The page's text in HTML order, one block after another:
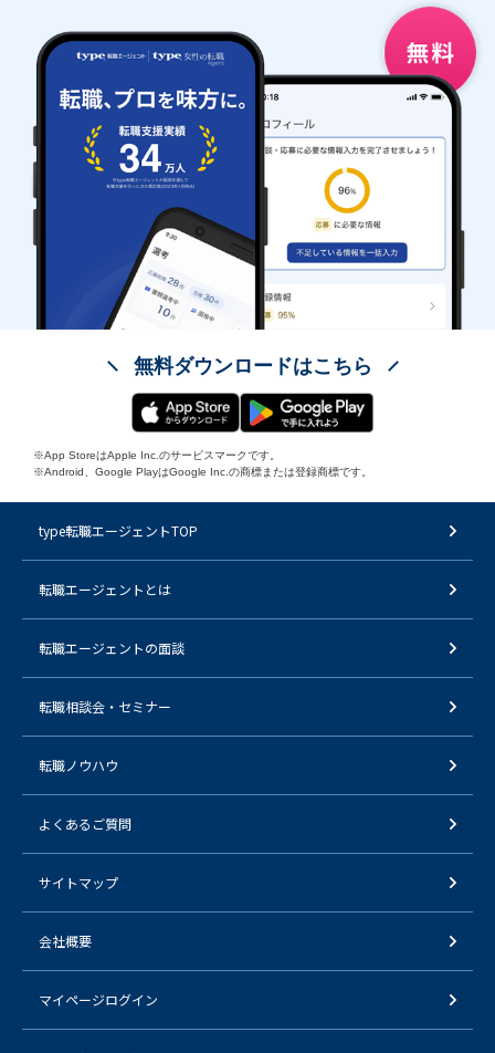
無料ダウンロードはこちら
※App StoreはApple Inc.のサービスマークです。
※Android、Google PlayはGoogle Inc.の商標または登録商標です。
type転職エージェントTOP
転職エージェントとは
転職エージェントの面談
転職相談会・セミナー
転職ノウハウ
よくあるご質問
サイトマップ
会社概要
マイページログイン